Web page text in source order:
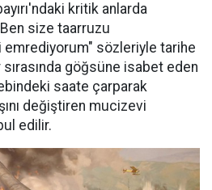
kritik anlarda
size taarruzu
sözleriyle tarihe
göğsüne isabet eden
saate çarparak
değiştiren mucizevi
edilir.